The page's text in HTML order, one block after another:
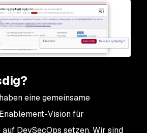
eine gemeinsame
Vision für
auf DevSecOps setzen. Wir sind